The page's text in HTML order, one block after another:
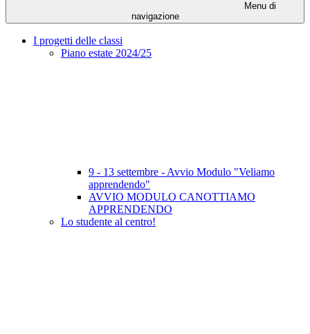
Menu di
navigazione
I progetti delle classi
Piano estate 2024/25
9 - 13 settembre - Avvio Modulo "Veliamo
apprendendo"
AVVIO MODULO CANOTTIAMO
APPRENDENDO
Lo studente al centro!